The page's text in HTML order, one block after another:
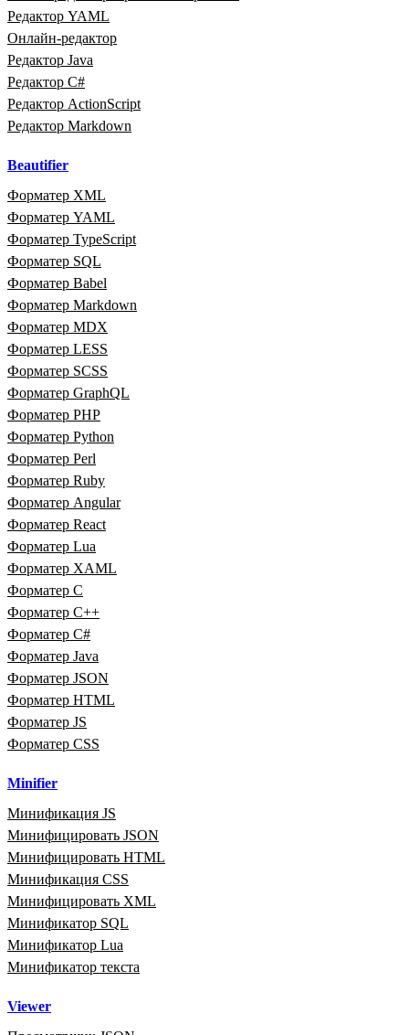
Редактор YAML
Онлайн‑редактор
Редактор Java
Редактор C#
Редактор ActionScript
Редактор Markdown
Beautifier
Форматер XML
Форматер YAML
Форматер TypeScript
Форматер SQL
Форматер Babel
Форматер Markdown
Форматер MDX
Форматер LESS
Форматер SCSS
Форматер GraphQL
Форматер PHP
Форматер Python
Форматер Perl
Форматер Ruby
Форматер Angular
Форматер React
Форматер Lua
Форматер XAML
Форматер C
Форматер C++
Форматер C#
Форматер Java
Форматер JSON
Форматер HTML
Форматер JS
Форматер CSS
Minifier
Минификация JS
Минифицировать JSON
Минифицировать HTML
Минификация CSS
Минифицировать XML
Минификатор SQL
Минификатор Lua
Минификатор текста
Viewer